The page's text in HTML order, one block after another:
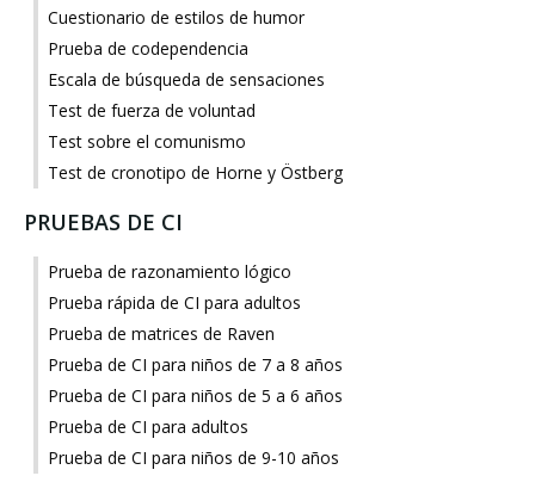
Cuestionario de estilos de humor
Prueba de codependencia
Escala de búsqueda de sensaciones
Test de fuerza de voluntad
Test sobre el comunismo
Test de cronotipo de Horne y Östberg
PRUEBAS DE CI
Prueba de razonamiento lógico
Prueba rápida de CI para adultos
Prueba de matrices de Raven
Prueba de CI para niños de 7 a 8 años
Prueba de CI para niños de 5 a 6 años
Prueba de CI para adultos
Prueba de CI para niños de 9-10 años